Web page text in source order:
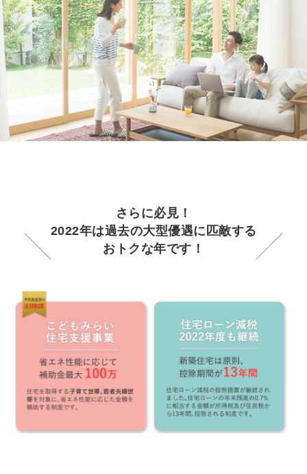
さらに必見！
2022年は過去の大型優遇に匹敵する
おトクな年です！